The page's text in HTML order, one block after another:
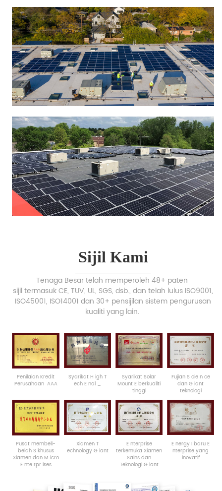
Sijil Kami
Tenaga Besar telah memperoleh 48+ paten
sijil termasuk CE, TUV, UL, SGS, dsb., dan telah lulus ISO9001,
ISO45001, ISO14001 dan 30+ pensijilan sistem pengurusan
kualiti yang lain.
Penilaian Kredit
Perusahaan AAA
SyarikatH ighT
echEnal _
Syarikat Solar
MountEberkualiti
tinggi
FujianS cience
danGiant
teknologi
Pusat membeli-
belahS khusus
XiamendanM icro
Enterprises
XiamenT
echnologyGiant
Enterprise
terkemuka Xiamen
Sainsdan
TeknologiGiant
EnergyIbaruE
nterpriseyang
inovatif